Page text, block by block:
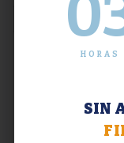
HORAS
SIN